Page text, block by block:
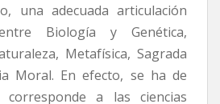
una adecuada articulación
Biología y Genética,
Metafísica, Sagrada
Moral. En efecto, se ha de
a las ciencias